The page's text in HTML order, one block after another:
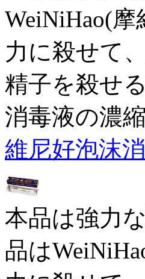
WeiNiHao(
力に殺せて
精子を殺せ
消毒液の濃
維尼好泡沫
本品は強力
品は